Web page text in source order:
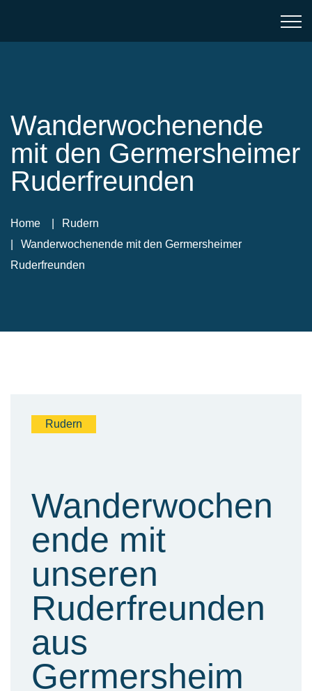
Wanderwochenende
mit den Germersheimer
Ruderfreunden
Home
Rudern
Wanderwochenende mit den Germersheimer
Ruderfreunden
Rudern
Wanderwochen
ende mit
unseren
Ruderfreunden
aus
Germersheim